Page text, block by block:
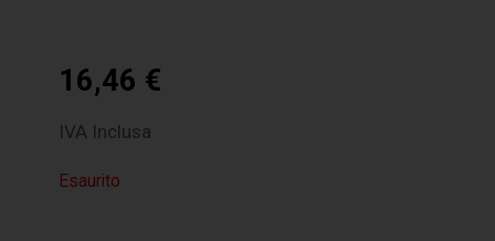
16,46 €
IVA Inclusa
Esaurito